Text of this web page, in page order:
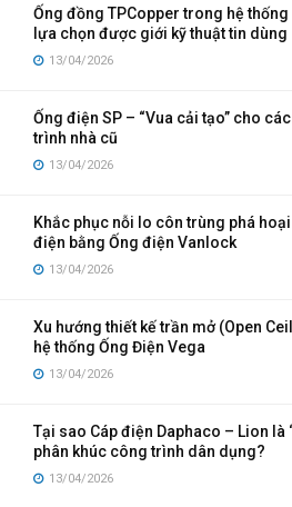
Ống đồng TPCopper trong hệ
lựa chọn được giới kỹ thuật tin dùng
13/04/2026
Ống điện SP – “Vua cải tạo” cho
trình nhà cũ
13/04/2026
Khắc phục nỗi lo côn trùng phá
điện bằng Ống điện Vanlock
13/04/2026
Xu hướng thiết kế trần mở (Open
hệ thống Ống Điện Vega
13/04/2026
Tại sao Cáp điện Daphaco – Lion là
phân khúc công trình dân dụng?
13/04/2026